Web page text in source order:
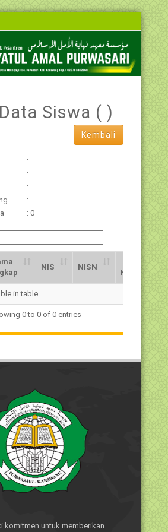
Siswa ( )
Kembali
:
:
:
:
: 0
NIS NISN
Kelamin
Kelamin
in table
0 to 0 of 0 entries
komitmen untuk memberikan